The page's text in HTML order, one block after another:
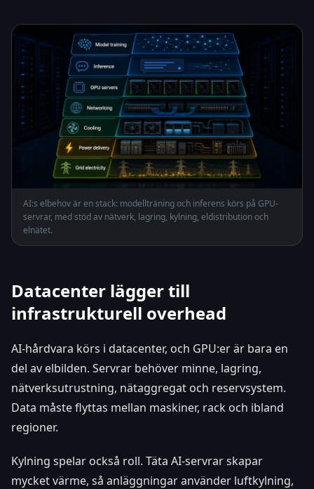
AI:s elbehov är en stack: modellträning och inferens körs på GPU-
servrar, med stöd av nätverk, lagring, kylning, eldistribution och
elnätet.
Datacenter lägger till
infrastrukturell overhead
AI-hårdvara körs i datacenter, och GPU:er är bara en
del av elbilden. Servrar behöver minne, lagring,
nätverksutrustning, nätaggregat och reservsystem.
Data måste flyttas mellan maskiner, rack och ibland
regioner.
Kylning spelar också roll. Täta AI-servrar skapar
mycket värme, så anläggningar använder luftkylning,